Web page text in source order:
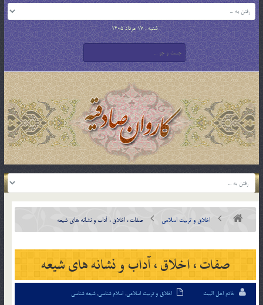
شنبه , 17 مرداد 1405
اخلاق و تربیت اسلامی صفات ، اخلاق ، آداب و نشانه هاى شيعه
صفات ، اخلاق ، آداب و نشانه هاى شيعه
خادم اهل البیت اخلاق و تربیت اسلامی, اسلام شناسی,شیعه شناسی